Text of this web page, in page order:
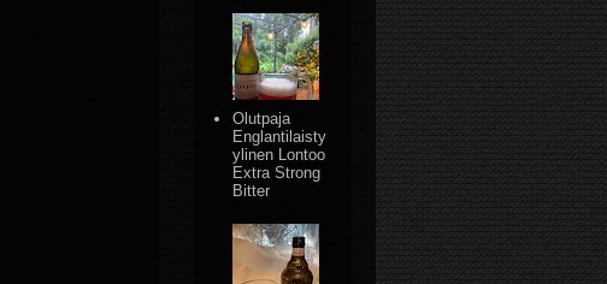
Olutpaja
Englantilaisty
ylinen Lontoo
Extra Strong
Bitter